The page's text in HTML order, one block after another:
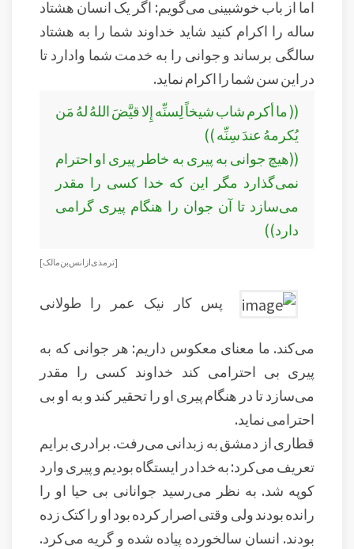
اما از باب خوشبینی می‌گویم: اگر یک انسان هشتاد
ساله را اکرام کنید شاید خداوند شما را به هشتاد
سالگی برساند و جوانی را به خدمت شما وادارد تا
در این سن شما را اکرام نماید.
(( ما أكرم شاب شيخاً لِسنِّه إِلا قيَّضَ اللهُ لهُ مَن
يُكرمهُ عندَ سِنِّه ))
((هیچ جوانى به پیرى به خاطر پیرى او احترام
نمى‌گذارد مگر این که خدا کسى را مقدر
می‌سازد تا آن جوان را هنگام پیرى گرامى
دارد))
[ترمذی از انس بن مالک ]
پس کار نیک عمر را طولانی
می‌کند. ما معنای معکوس داریم: هر جوانی که به
پیری بی احترامی کند خداوند کسی را مقدر
می‌سازد تا در هنگام پیری او را تحقیر کند و به او بی
احترامی نماید.
قطاری از دمشق به زبدانی می‌رفت. برادری برایم
تعریف می‌کرد: به خدا در ایستگاه بودیم و پیری وارد
کوپه شد. به نظر می‌رسید جوانانی بی حیا او را
رانده بودند ولی وقتی اصرار کرده بود او را کتک زده
بودند. انسان سالخورده پیاده شده و گریه می‌کرد.